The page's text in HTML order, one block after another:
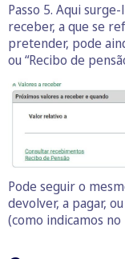
Passo 5. Aqui
receber, a que se
pretender, pode
ou “Recibo de
Pode seguir o
devolver, a pagar,
(como indicamos no